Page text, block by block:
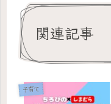
関連記事
子育て